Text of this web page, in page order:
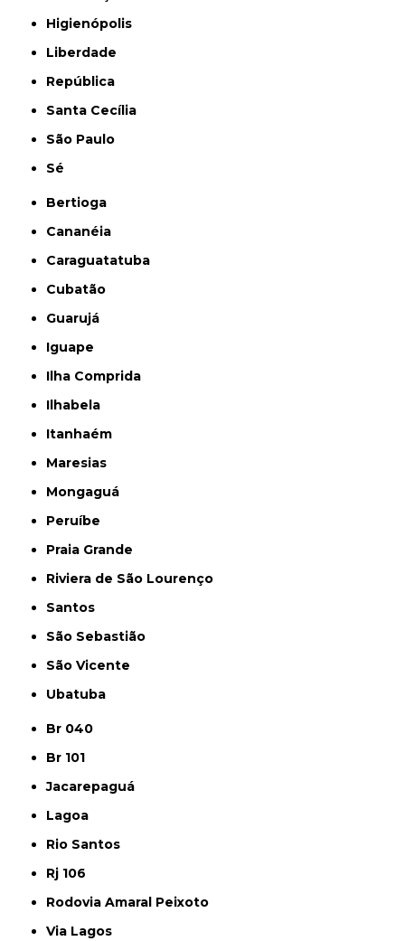
Higienópolis
Liberdade
República
Santa Cecília
São Paulo
Sé
Bertioga
Cananéia
Caraguatatuba
Cubatão
Guarujá
Iguape
Ilha Comprida
Ilhabela
Itanhaém
Maresias
Mongaguá
Peruíbe
Praia Grande
Riviera de São Lourenço
Santos
São Sebastião
São Vicente
Ubatuba
Br 040
Br 101
Jacarepaguá
Lagoa
Rio Santos
Rj 106
Rodovia Amaral Peixoto
Via Lagos